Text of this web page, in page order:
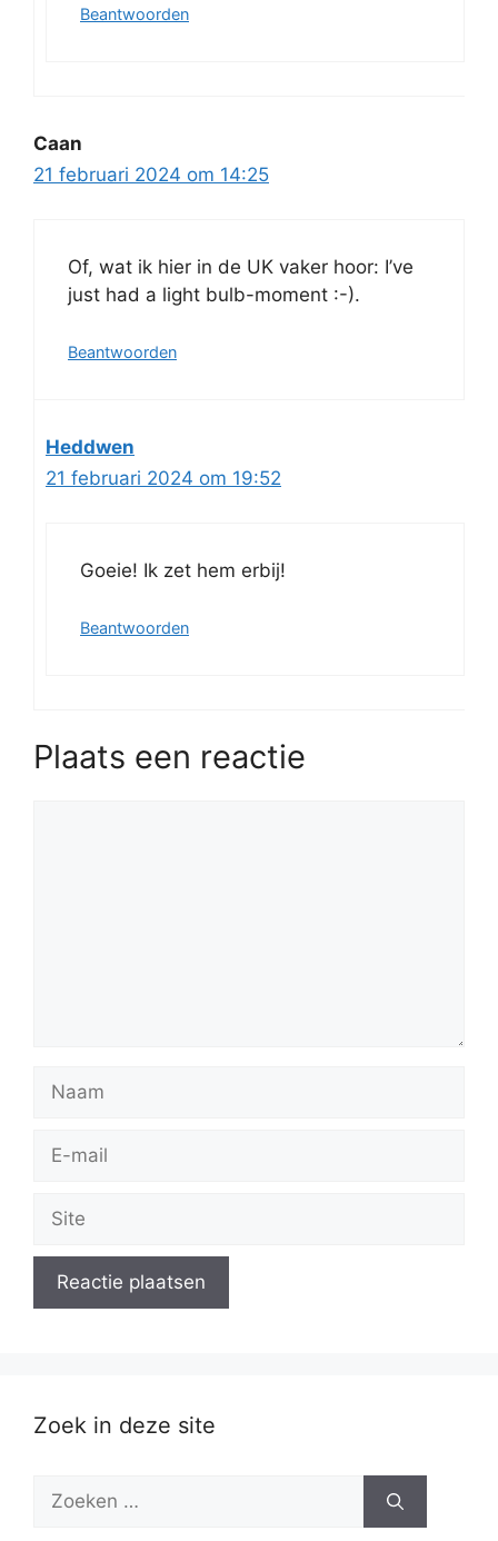
Beantwoorden
Caan
21 februari 2024 om 14:25
Of, wat ik hier in de UK vaker hoor: I’ve
just had a light bulb-moment :-).
Beantwoorden
Heddwen
21 februari 2024 om 19:52
Goeie! Ik zet hem erbij!
Beantwoorden
Plaats een reactie
Naam
Site
Zoek in deze site
Zoek